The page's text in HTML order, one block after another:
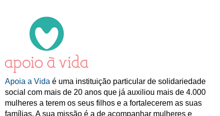
Apoia a Vida é uma instituição particular de solidariedade
social com mais de 20 anos que já auxiliou mais de 4.000
mulheres a terem os seus filhos e a fortalecerem as suas
famílias. A sua missão é a de acompanhar mulheres e